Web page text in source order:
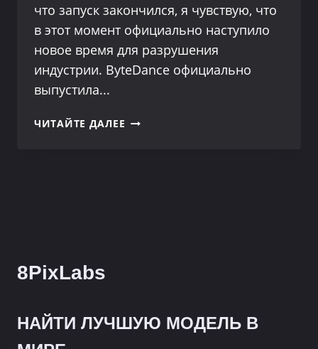
что запуск закончился, я чувствую, что
в этот момент официально наступило
новое время для разрушения
индустрии. ByteDance официально
выпустила...
ЧИТАЙТЕ ДАЛЕЕ PIXELDANCE
8PixLabs
НАЙТИ ЛУЧШУЮ МОДЕЛЬ В